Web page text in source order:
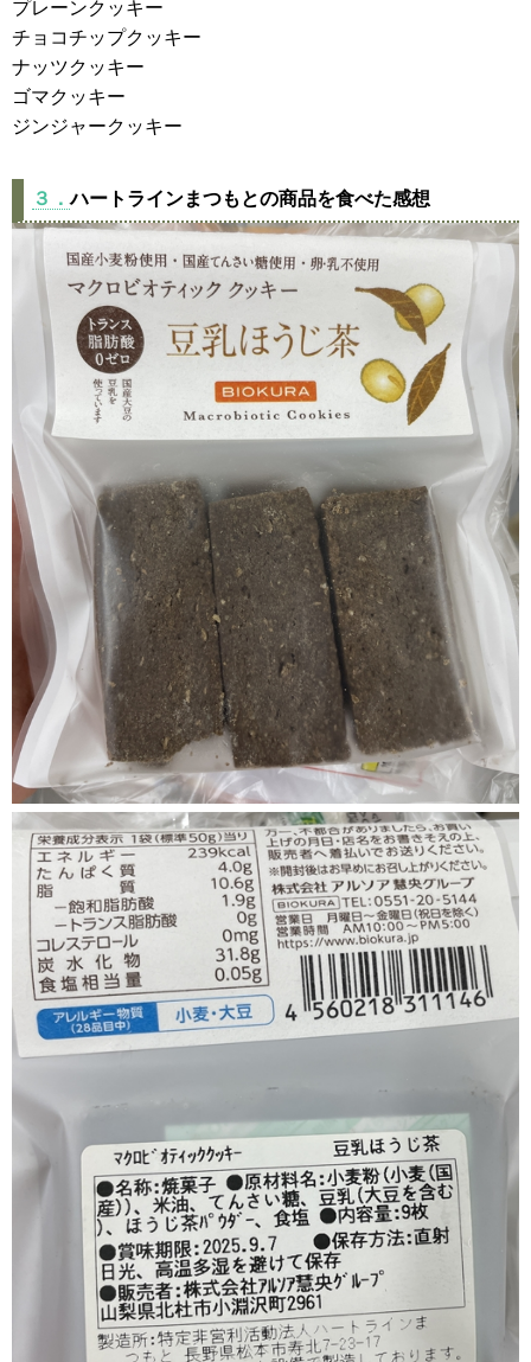
プレーンクッキー
チョコチップクッキー
ナッツクッキー
ゴマクッキー
ジンジャークッキー
３．ハートラインまつもとの商品を食べた感想